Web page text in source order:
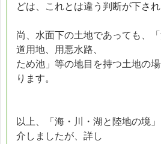
どは、これとは違う判断が下さ
尚、水面下の土地であっても、
道用地、用悪水路、
ため池」等の地目を持つ土地の
ります。
以上、「海・川・湖と陸地の境
介しましたが、詳し